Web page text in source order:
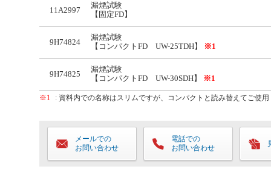
11A2997
漏煙試験
【固定FD】
9H74824
漏煙試験
【コンパクトFD UW-25TDH】
※1
9H74825
漏煙試験
【コンパクトFD UW-30SDH】
※1
※1 : 資料内での名称はスリムですが、コンパクトと読み替えてご使
メールでの
お問い合わせ
電話での
お問い合わせ